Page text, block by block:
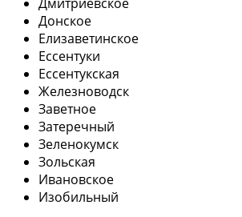
Донское
Елизаветинское
Ессентуки
Ессентукская
Железноводск
Заветное
Затеречный
Зеленокумск
Зольская
Ивановское
Изобильный